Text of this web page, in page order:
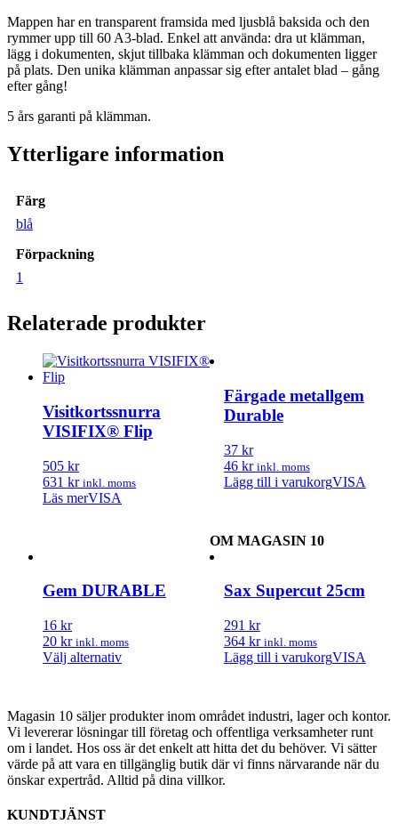
Mappen har en transparent framsida med ljusblå baksida och den
rymmer upp till 60 A3-blad. Enkel att använda: dra ut klämman,
lägg i dokumenten, skjut tillbaka klämman och dokumenten ligger
på plats. Den unika klämman anpassar sig efter antalet blad – gång
efter gång!
5 års garanti på klämman.
Ytterligare information
Färg
blå
Förpackning
1
Relaterade produkter
Visitkortssnurra
VISIFIX® Flip
505 kr
631 kr inkl. moms
Läs merVISA
Färgade metallgem
Durable
37 kr
46 kr inkl. moms
Lägg till i varukorgVISA
Gem DURABLE
16 kr
20 kr inkl. moms
Välj alternativDen
flera
varianter.
De
olika
alternativen
Sax Supercut 25cm
291 kr
364 kr inkl. moms
Lägg till i varukorgVISA
OM MAGASIN 10
Magasin 10 säljer produkter inom området industri, lager och kontor.
Vi levererar lösningar till företag och offentliga verksamheter runt
om i landet. Hos oss är det enkelt att hitta det du behöver. Vi sätter
värde på att vara en tillgänglig butik där vi finns närvarande när du
önskar expertråd. Alltid på dina villkor.
KUNDTJÄNST